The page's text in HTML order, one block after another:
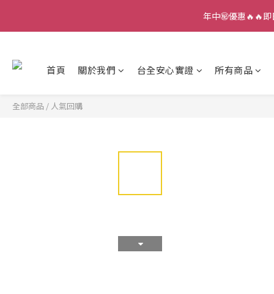
年中㊙️優惠🔥🔥
首頁 關於我們 台全安心實證 所有商品
全部商品 / 人氣回購